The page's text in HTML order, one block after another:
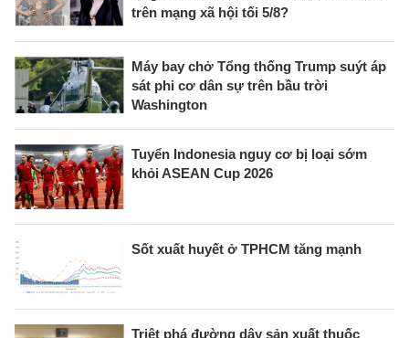
trên mạng xã hội tối 5/8?
Máy bay chở Tổng thống Trump suýt áp
sát phi cơ dân sự trên bầu trời
Washington
Tuyển Indonesia nguy cơ bị loại sớm
khỏi ASEAN Cup 2026
Sốt xuất huyết ở TPHCM tăng mạnh
Triệt phá đường dây sản xuất thuốc